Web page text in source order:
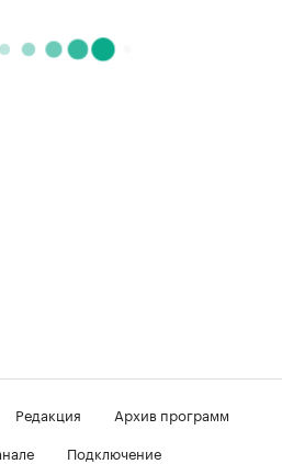
Редакция
Архив программ
Подключение